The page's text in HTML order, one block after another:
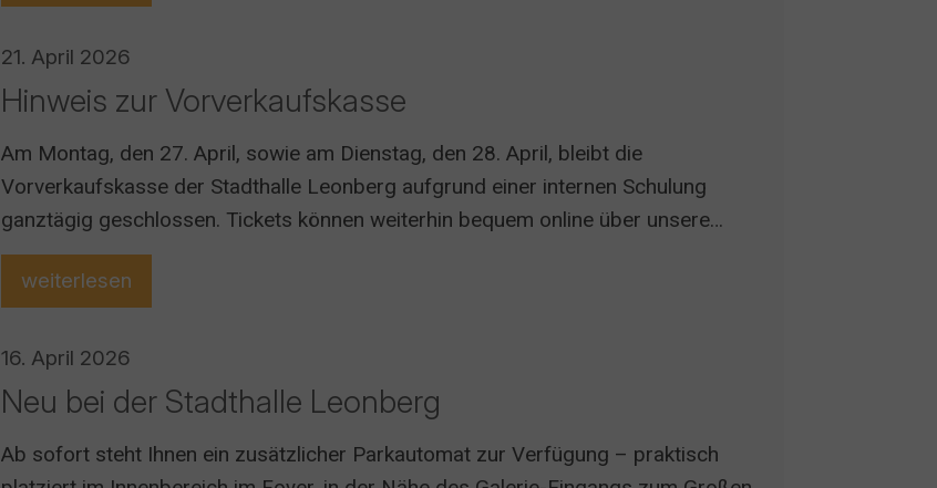
21. April 2026
Hinweis zur Vorverkaufskasse
Am Montag, den 27. April, sowie am Dienstag, den 28. April, bleibt die
Vorverkaufskasse der Stadthalle Leonberg aufgrund einer internen Schulung
ganztägig geschlossen. Tickets können weiterhin bequem online über unsere
Webseite unter www.stadthalle-leonberg.de www.stadthalle-leonberg.reservix.de
weiterlesen
16. April 2026
Neu bei der Stadthalle Leonberg
Ab sofort steht Ihnen ein zusätzlicher Parkautomat zur Verfügung – praktisch